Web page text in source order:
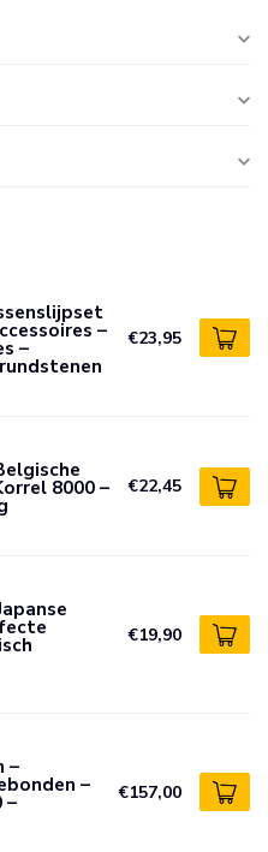
–
– €23,95
8000 – €22,45
€19,90
–
–
– €157,00